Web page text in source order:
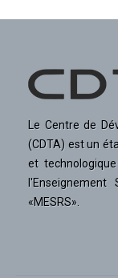
Le Centre de
(CDTA) est un
et
l'Enseignement
«MESRS».